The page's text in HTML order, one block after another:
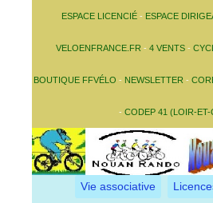
ESPACE LICENCIÉ- ESPACE
VELOENFRANCE.FR - 4 VENTS -
BOUTIQUE FFVÉLO - NEWSLETTER -
- CODEP 41 (LOIR-ET-
Vie associative